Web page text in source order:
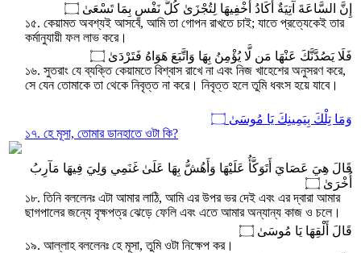
إِنَّ السَّاعَةَ آتِيَةٌ أَكَادُ أُخْفِيهَا لِتُجْزَىٰ كُلُّ نَفْسٍ بِمَا تَسْعَىٰ ۝
১৫. কেয়ামত অবশ্যই আসবে, আমি তা গোপন রাখতে চাই; যাতে প্রত্যেকেই তার
কর্মানুযায়ী ফল লাভ করে।
فَلَا يَصُدَّنَّكَ عَنْهَا مَن لَّا يُؤْمِنُ بِهَا وَاتَّبَعَ هَوَاهُ فَتَرْدَىٰ ۝
১৬. সুতরাং যে ব্যক্তি কেয়ামতে বিশ্বাস রাখে না এবং নিজ খাহেশের অনুসরণ করে,
সে যেন তোমাকে তা থেকে নিবৃত্ত না করে। নিবৃত্ত হলে তুমি ধবংস হয়ে যাবে।
وَمَا تِلْكَ بِيَمِينِكَ يَا مُوسَىٰ ۝
১৭. হে মূসা, তোমার ডানহাতে ওটা কি?
قَالَ هِيَ عَصَايَ أَتَوَكَّأُ عَلَيْهَا وَأَهُشُّ بِهَا عَلَىٰ غَنَمِي وَلِيَ فِيهَا مَآرِبُ
أُخْرَىٰ ۝
১৮. তিনি বললেনঃ এটা আমার লাঠি, আমি এর উপর ভর দেই এবং এর দ্বারা আমার
ছাগপালের জন্যে বৃক্ষপত্র ঝেড়ে ফেলি এবং এতে আমার অন্যান্য কাজ ও চলে।
قَالَ أَلْقِهَا يَا مُوسَىٰ ۝
১৯. আল্লাহ বললেনঃ হে মূসা, তুমি ওটা নিক্ষেপ কর।